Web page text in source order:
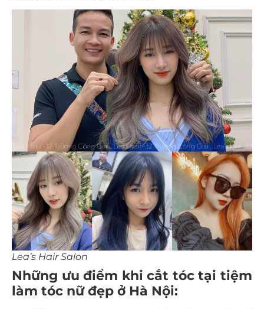
Lea’s Hair Salon
Những ưu điểm khi cắt tóc tại tiệm
làm tóc nữ đẹp ở Hà Nội: